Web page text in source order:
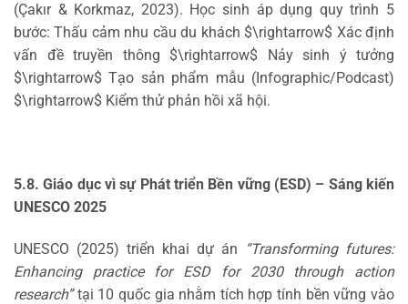
(Çakır & Korkmaz, 2023). Học sinh áp dụng quy trình 5
bước: Thấu cảm nhu cầu du khách $\rightarrow$ Xác định
vấn đề truyền thông $\rightarrow$ Nảy sinh ý tưởng
$\rightarrow$ Tạo sản phẩm mẫu (Infographic/Podcast)
$\rightarrow$ Kiểm thử phản hồi xã hội.
5.8. Giáo dục vì sự Phát triển Bền vững (ESD) – Sáng kiến
UNESCO 2025
UNESCO (2025) triển khai dự án
“Transforming futures:
Enhancing practice for ESD for 2030 through action
research”tại 10 quốc gia nhằm tích hợp tính bền vững vào